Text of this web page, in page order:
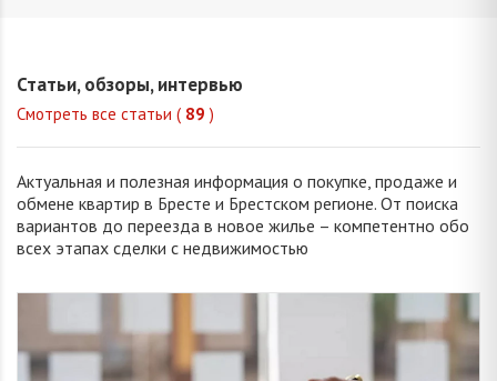
Статьи, обзоры, интервью
Смотреть все статьи ( 89 )
Актуальная и полезная информация о покупке, продаже и
обмене квартир в Бресте и Брестском регионе. От поиска
вариантов до переезда в новое жилье – компетентно обо
всех этапах сделки с недвижимостью